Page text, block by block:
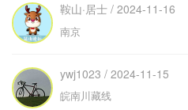
鞍山·居士 / 2024-11-16
南京
ywj1023 / 2024-11-15
皖南川藏线